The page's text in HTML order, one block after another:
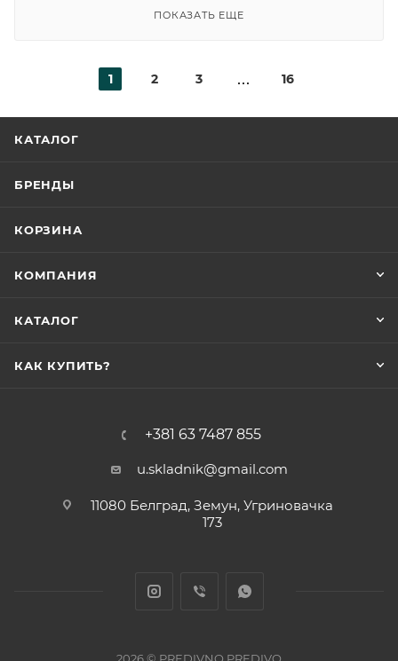
ПОКАЗАТЬ ЕЩЕ
1 2 3 16
КАТАЛОГ
БРЕНДЫ
КОРЗИНА
КОМПАНИЯ
КАТАЛОГ
КАК КУПИТЬ?
+381 63 7487 855
u.skladnik@gmail.com
11080 Белград, Земун, Угриновачка
173